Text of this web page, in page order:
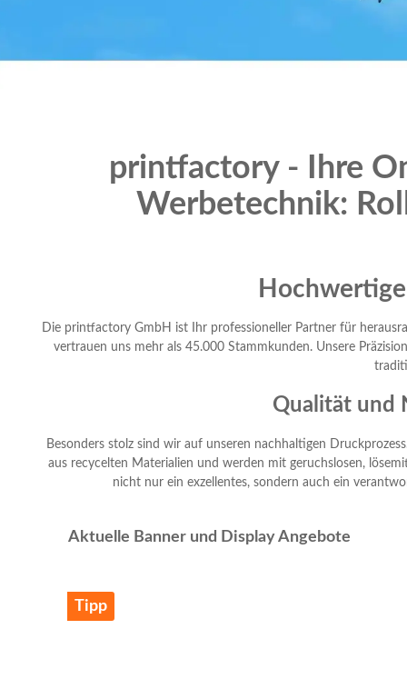
printfactory - Ihre
Werbetechnik:
Die printfactory GmbH ist Ihr professioneller Partner für
vertrauen uns mehr als 45.000 Stammkunden. Unsere
Qualität und
Besonders stolz sind wir auf unseren nachhaltigen
aus recycelten Materialien und werden mit geruchslosen,
nicht nur ein exzellentes, sondern auch ein
Produktgalerie überspringen
Aktuelle Banner und Display Angebote
Tipp